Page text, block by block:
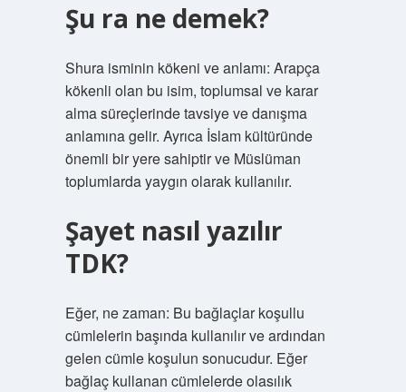
Şu ra ne demek?
Shura isminin kökeni ve anlamı: Arapça
kökenli olan bu isim, toplumsal ve karar
alma süreçlerinde tavsiye ve danışma
anlamına gelir. Ayrıca İslam kültüründe
önemli bir yere sahiptir ve Müslüman
toplumlarda yaygın olarak kullanılır.
Şayet nasıl yazılır
TDK?
Eğer, ne zaman: Bu bağlaçlar koşullu
cümlelerin başında kullanılır ve ardından
gelen cümle koşulun sonucudur. Eğer
bağlaç kullanan cümlelerde olasılık